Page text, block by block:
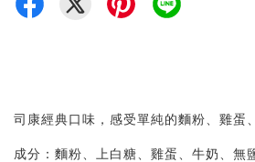
司康經典口味，感受單純的麵粉、雞蛋
成分：麵粉、上白糖、雞蛋、牛奶、無